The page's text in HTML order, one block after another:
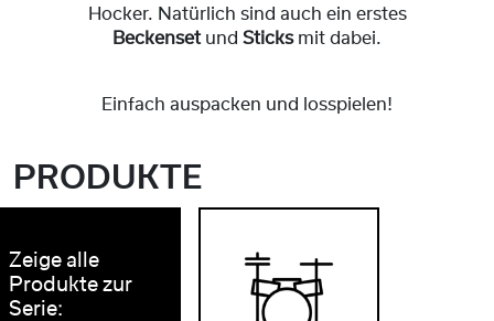
Hocker. Natürlich sind auch ein erstes
Beckensetund Sticksmit dabei.
Einfach auspacken und losspielen!
PRODUKTE
Zeige alle
Produkte zur
Serie: